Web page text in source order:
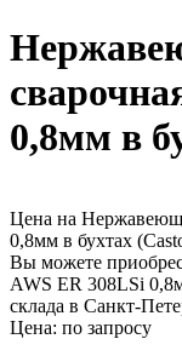
0,8мм в
Цена на
0,8мм в бухтах
Вы можете
AWS ER 308LSi
склада в Санкт-
Цена: по запросу